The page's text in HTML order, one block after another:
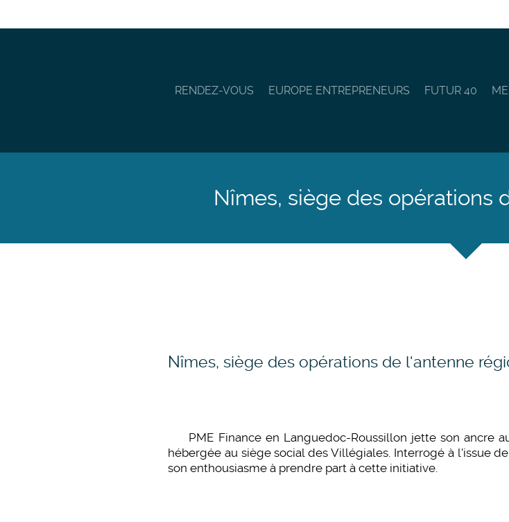
RENDEZ-VOUS EUROPE ENTREPRENEURS FUTUR 40
Nîmes, siège des opérations
Nîmes, siège des opérations de l'antenne
PME Finance en Languedoc-Roussillon jette son ancre
hébergée au siège social des Villégiales. Interrogé à l'issue
son enthousiasme à prendre part à cette initiative.